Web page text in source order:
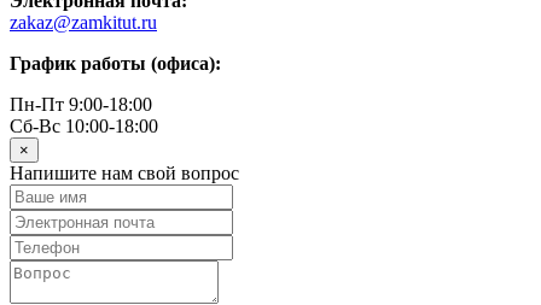
zakaz@zamkitut.ru
График работы (офиса):
Пн-Пт 9:00-18:00
Сб-Вс 10:00-18:00
×
Напишите нам свой вопрос